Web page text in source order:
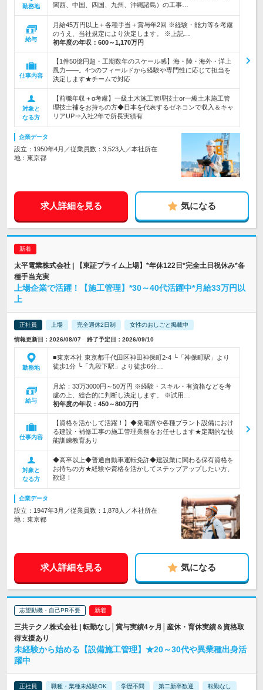
勤務地
関西、中国、四国、九州、沖縄諸島）の工事…
給与
月給45万円以上＋各種手当＋賞与年2回 ※経験・能力等を考慮
のうえ、当社規定により決定します。 ※上記…
初年度の年収： 600～1,170万円
仕事内容
【1件50億円超・工期数年のスケール感】海・陸・海外・洋上
風力――。4つのフィールドから経験や専門性に応じて担当を
決定します★チームで対応
対象と
なる方
【前職年収＋α考慮】一級土木施工管理技士or一級土木施工管
理技士補をお持ちの方◆日本を代表するゼネコンで収入＆キャ
リアUP⇒入社2年で所長実績有
企業データ
設立：1950年4月／従業員数：3,523人／本社所在
地：東京都
求人詳細を見る 気になる
太平電業株式会社 | 【東証プライム上場】*年休122日*完全土日祝休み*各
種手当充実
上場企業で活躍！【施工管理】*30～40代活躍中*月給33万円以
上
正社員 上場 完全週休2日制 女性のおしごと掲載中
情報更新日：2026/08/07 終了予定日：2026/09/10
勤務地
■東京本社 東京都千代田区神田神保町2-4 └「神保町駅」より
徒歩1分 └「九段下駅」より徒歩6分…
給与
月給：33万3000円～50万円 ※経験・スキル・有資格などを考
慮の上、総合的に判断し決定します。 ※試用…
初年度の年収： 450～800万円
仕事内容
【資格を活かして活躍！】◆発電所や各種プラント設備におけ
る建設・補修工事の施工管理業務をお任せします★定期的な技
能訓練教育あり
対象と
なる方
◆高卒以上◆普通自動車運転免許◆建設業に関わる保有資格を
お持ちの方★経験や資格を活かしてステップアップしたい方、
歓迎！
企業データ
設立：1947年3月／従業員数：1,878人／本社所在
地：東京都
求人詳細を見る 気になる
志望動機・自己PR不要
三共テクノ株式会社 | 転勤なし│賞与実績4ヶ月│産休・育休実績＆資格取
得支援あり
未経験から始める【設備施工管理】★20～30代や異業種出身活
躍中
正社員 職種・業種未経験OK 学歴不問 第二新卒歓迎 転勤なし